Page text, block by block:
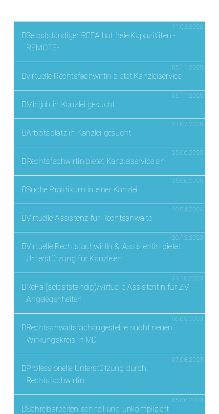
11.05.2026
Selbstständiger REFA hat freie Kapazitäten -
REMOTE-
05.11.2025
virtuelle Rechtsfachwirtin bietet Kanzleiservice
05.11.2025
Minijob in Kanzlei gesucht
21.07.2025
Arbeitsplatz in Kanzlei gesucht
25.06.2025
Rechtsfachwirtin bietet Kanzleiservice an
25.06.2025
Suche Praktikum in einer Kanzlei
10.04.2024
Virtuelle Assistenz für Rechtsanwälte
20.12.2023
Virtuelle Rechtsfachwirtin & Assistentin bietet
Unterstützung für Kanzleien
11.10.2023
ReFa (selbstständig)/virtuelle Assistentin für ZV
Angelegenheiten
06.09.2023
Rechtsanwaltsfachangestellte sucht neuen
Wirkungskreis in MD
07.08.2023
Professionelle Unterstützung durch
Rechtsfachwirtin
05.06.2023
Schreibarbeiten schnell und unkompliziert